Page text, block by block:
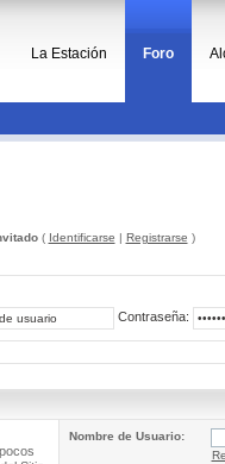
La Estación Foro
( Identificarse | Registrarse )
Contraseña:
Nombre de Usuario: